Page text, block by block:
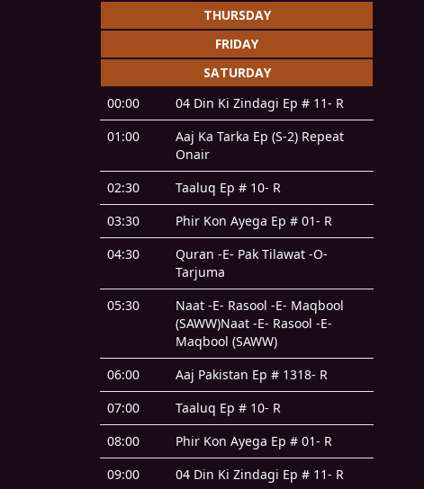
THURSDAY
FRIDAY
SATURDAY
00:00
04 Din Ki Zindagi Ep # 11- R
01:00
Aaj Ka Tarka Ep (S-2) Repeat
Onair
02:30
Taaluq Ep # 10- R
03:30
Phir Kon Ayega Ep # 01- R
04:30
Quran -E- Pak Tilawat -O-
Tarjuma
05:30
Naat -E- Rasool -E- Maqbool
(SAWW)Naat -E- Rasool -E-
Maqbool (SAWW)
06:00
Aaj Pakistan Ep # 1318- R
07:00
Taaluq Ep # 10- R
08:00
Phir Kon Ayega Ep # 01- R
09:00
04 Din Ki Zindagi Ep # 11- R